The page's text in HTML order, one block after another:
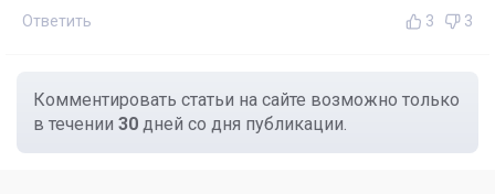
Ответить 3 3
Комментировать статьи на сайте возможно только
в течении 30 дней со дня публикации.